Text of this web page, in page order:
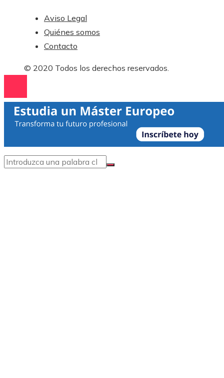
Aviso Legal
Quiénes somos
Contacto
© 2020 Todos los derechos reservados.